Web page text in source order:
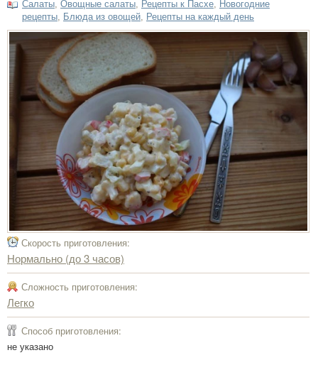
Салаты, Овощные салаты, Рецепты к Пасхе, Новогодние
рецепты, Блюда из овощей, Рецепты на каждый день
Скорость приготовления:
Нормально (до 3 часов)
Сложность приготовления:
Легко
Способ приготовления:
не указано